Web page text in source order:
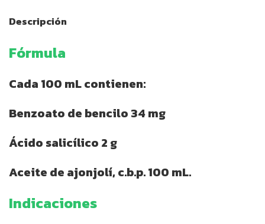
Descripción
Fórmula
Cada 100 mL contienen:
Benzoato de bencilo 34 mg
Ácido salicílico 2 g
Aceite de ajonjolí, c.b.p. 100 mL.
Indicaciones